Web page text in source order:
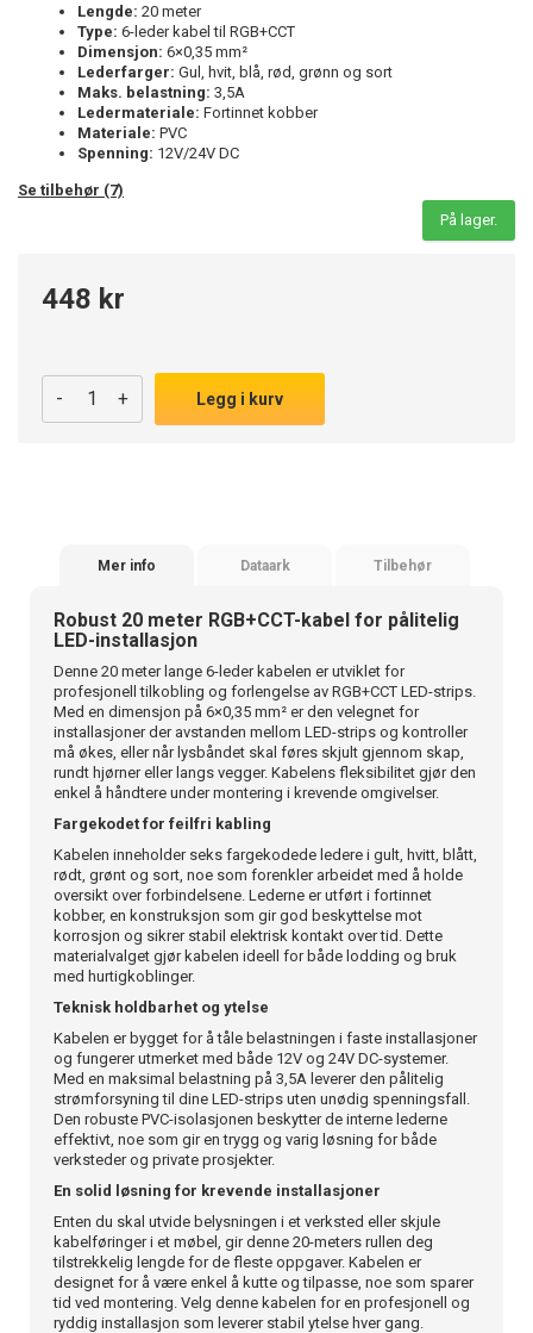
Lengde: 20 meter
Type: 6-leder kabel til RGB+CCT
Dimensjon: 6×0,35 mm²
Lederfarger: Gul, hvit, blå, rød, grønn og sort
Maks. belastning: 3,5A
Ledermateriale: Fortinnet kobber
Materiale: PVC
Spenning: 12V/24V DC
Se tilbehør (7)
På lager.
448 kr
- + Legg i kurv
Mer info Dataark Tilbehør
Robust 20 meter RGB+CCT-kabel for pålitelig
LED-installasjon
Denne 20 meter lange 6-leder kabelen er utviklet for
profesjonell tilkobling og forlengelse av RGB+CCT LED-strips.
Med en dimensjon på 6×0,35 mm² er den velegnet for
installasjoner der avstanden mellom LED-strips og kontroller
må økes, eller når lysbåndet skal føres skjult gjennom skap,
rundt hjørner eller langs vegger. Kabelens fleksibilitet gjør den
enkel å håndtere under montering i krevende omgivelser.
Fargekodet for feilfri kabling
Kabelen inneholder seks fargekodede ledere i gult, hvitt, blått,
rødt, grønt og sort, noe som forenkler arbeidet med å holde
oversikt over forbindelsene. Lederne er utført i fortinnet
kobber, en konstruksjon som gir god beskyttelse mot
korrosjon og sikrer stabil elektrisk kontakt over tid. Dette
materialvalget gjør kabelen ideell for både lodding og bruk
med hurtigkoblinger.
Teknisk holdbarhet og ytelse
Kabelen er bygget for å tåle belastningen i faste installasjoner
og fungerer utmerket med både 12V og 24V DC-systemer.
Med en maksimal belastning på 3,5A leverer den pålitelig
strømforsyning til dine LED-strips uten unødig spenningsfall.
Den robuste PVC-isolasjonen beskytter de interne lederne
effektivt, noe som gir en trygg og varig løsning for både
verksteder og private prosjekter.
En solid løsning for krevende installasjoner
Enten du skal utvide belysningen i et verksted eller skjule
kabelføringer i et møbel, gir denne 20-meters rullen deg
tilstrekkelig lengde for de fleste oppgaver. Kabelen er
designet for å være enkel å kutte og tilpasse, noe som sparer
tid ved montering. Velg denne kabelen for en profesjonell og
ryddig installasjon som leverer stabil ytelse hver gang.